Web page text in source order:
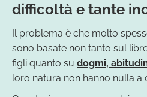
difficoltà e tante
Il problema è che molto
sono basate non tanto sul
figli quanto su dogmi,
loro natura non hanno nulla a